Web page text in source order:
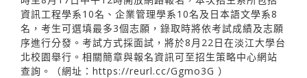
資訊工程學系10名、企業管理學系10名及日本語文學系8
名，考生可選填最多3個志願，錄取時將依考試成績及志願
序進行分發。考試方式採面試，將於8月22日在淡江大學台
北校園舉行。相關簡章與報名資訊可至招生策略中心網站
查詢。（網址：https://reurl.cc/Ggmo3G ）